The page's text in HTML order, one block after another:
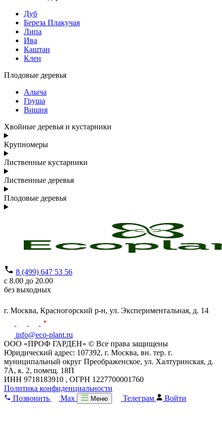
Дуб
Береза Плакучая
Липа
Ива
Каштан
Клен
Плодовые деревья
Алыча
Груша
Вишня
Хвойные деревья и кустарники
Крупномеры
Лиственные кустарники
Лиственные деревья
Плодовые деревья
8 (499) 647 53 56
с 8.00 до 20.00
без выходных
г. Москва, Красногорский р-н, ул. Экспериментальная, д. 14
info@eco-plant.ru
ООО «ПРОФ ГАРДЕН» © Все права защищены
Юридический адрес: 107392, г. Москва, вн. тер. г.
муниципальный округ Преображенское, ул. Халтуринская, д.
7А, к. 2, помещ. 18П
ИНН 9718183910 , ОГРН 1227700001760
Политика конфиденциальности
Позвонить
Max Меню Телеграм Войти